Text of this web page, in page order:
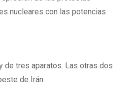
nucleares con las potencias
de tres aparatos. Las otras dos
de Irán.